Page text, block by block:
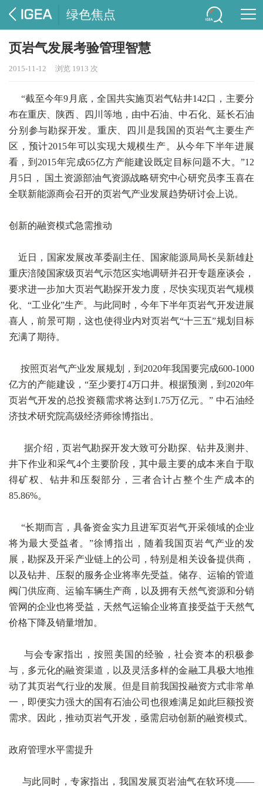
绿色焦点
页岩气发展考验管理智慧
2015-11-12 浏览 1913 次
“截至今年9月底，全国共实施页岩气钻井142口，主要分
布在重庆、陕西、四川等地，由中石油、中石化、延长石油
分别参与勘探开发。重庆、四川是我国的页岩气主要生产
区，预计2015年可以实现大规模生产。从今年下半年进展
看，到2015年完成65亿方产能建设既定目标问题不大。”12
月5日， 国土资源部油气资源战略研究中心研究员李玉喜在
全联新能源商会召开的页岩气产业发展趋势研讨会上说。
创新的融资模式急需推动
近日，国家发展改革委副主任、国家能源局局长吴新雄赴
重庆涪陵国家级页岩气示范区实地调研并召开专题座谈会，
要求进一步加大页岩气勘探开发力度，尽快实现页岩气规模
化、“工业化”生产。与此同时，今年下半年页岩气开发进展
喜人，前景可期，这也使得业内对页岩气“十三五”规划目标
充满了期待。
按照页岩气产业发展规划，到2020年我国要完成600-1000
亿方的产能建设，“至少要打4万口井。根据预测，到2020年
页岩气开发的总投资额需求将达到1.75万亿元。” 中石油经
济技术研究院高级经济师徐博指出。
据介绍，页岩气勘探开发大致可分勘探、钻井及测井、
井下作业和采气4个主要阶段，其中最主要的成本来自于取
得矿权、钻井和压裂部分，三者合计占整个生产成本的
85.86%。
“长期而言，具备资金实力且进军页岩气开采领域的企业
将为最大受益者。”徐博指出，随着我国页岩气产业的发
展，勘探及开采产业链上的公司，特别是相关设备提供商，
以及钻井、压裂的服务企业将率先受益。储存、运输的管道
阀门供应商、运输车辆生产商，以及拥有天然气资源和分销
管网的企业也将受益，天然气运输企业将直接受益于天然气
价格下降及销量增加。
与会专家指出，按照美国的经验，社会资本的积极参
与，多元化的融资渠道，以及灵活多样的金融工具极大地推
动了其页岩气行业的发展。但是目前我国投融资方式非常单
一，即便实力强大的国有石油公司也很难满足如此巨额投资
需求。因此，推动页岩气开发，亟需启动创新的融资模式。
政府管理水平需提升
与此同时，专家指出，我国发展页岩油气在软环境——